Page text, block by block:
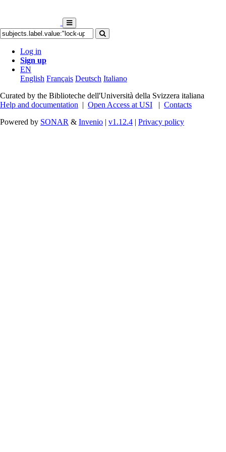
Log in
Sign up
EN
English Français Deutsch Italiano
Curated by the Biblioteche dell'Università della Svizzera italiana
Help and documentation | Open Access at USI | Contacts
Powered by SONAR & Invenio | v1.12.4 | Privacy policy